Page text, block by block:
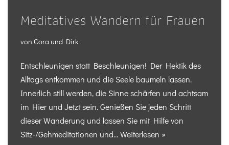
Meditatives Wandern für Frauen
von Cora und Dirk
Entschleunigen statt Beschleunigen! Der Hektik des
Alltags entkommen und die Seele baumeln lassen.
Innerlich still werden, die Sinne schärfen und achtsam
im Hier und Jetzt sein. Genießen Sie jeden Schritt
dieser Wanderung und lassen Sie mit Hilfe von
Sitz-/Gehmeditationen und…Weiterlesen »